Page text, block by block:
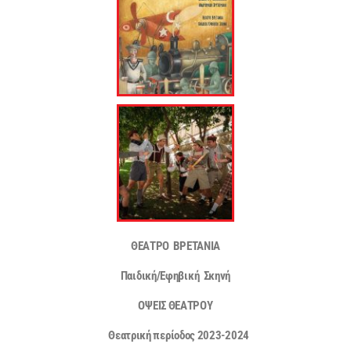
ΘΕΑΤΡΟ ΒΡΕΤΑΝΙΑ
Παιδική/Εφηβική Σκηνή
ΟΨΕΙΣ ΘΕΑΤΡΟΥ
Θεατρική περίοδος 2023-2024